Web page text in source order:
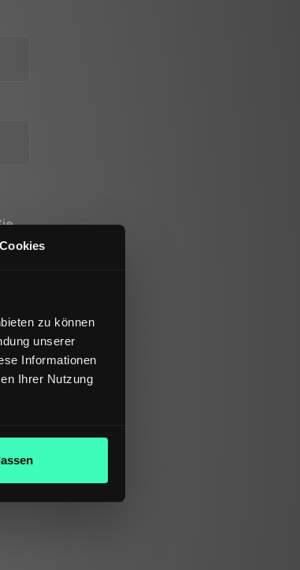
zu können
unserer
Informationen
Ihrer Nutzung